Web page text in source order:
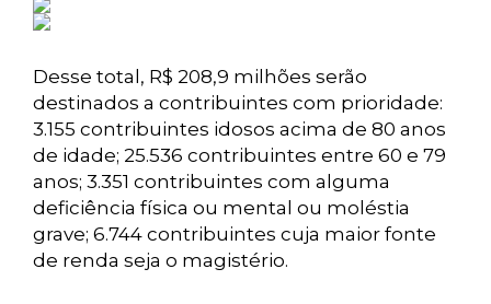
Desse total, R$ 208,9 milhões serão
destinados a contribuintes com prioridade:
3.155 contribuintes idosos acima de 80 anos
de idade; 25.536 contribuintes entre 60 e 79
anos; 3.351 contribuintes com alguma
deficiência física ou mental ou moléstia
grave; 6.744 contribuintes cuja maior fonte
de renda seja o magistério.